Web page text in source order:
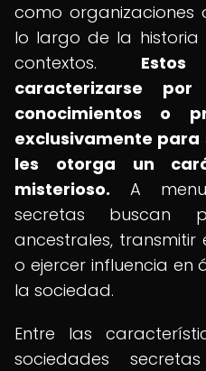
como organizaciones
lo largo de la historia
contextos.
caracterizarse
conocimientos o
exclusivamente para
les otorga un
misterioso. A
secretas buscan
ancestrales, transmitir
o ejercer influencia en
la sociedad.
Entre las
sociedades